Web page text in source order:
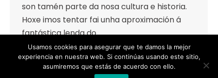
son tamén parte da nosa cultura e historia.
Hoxe imos tentar fai unha aproximación á
fantástica lenda do…
+27
Usamos cookies para asegurar que te damos la mejor
experiencia en nuestra web. Si continúas usando este sitio,
asumiremos que estás de acuerdo con ello.